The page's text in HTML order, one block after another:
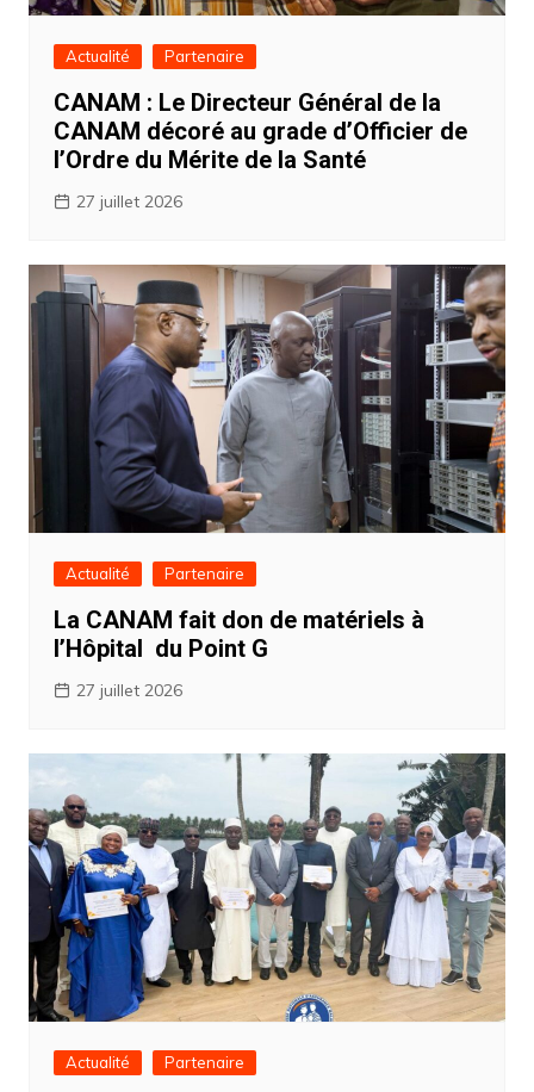
Actualité Partenaire
CANAM : Le Directeur Général de la
CANAM décoré au grade d’Officier de
l’Ordre du Mérite de la Santé
27 juillet 2026
Actualité Partenaire
La CANAM fait don de matériels à
l’Hôpital du Point G
27 juillet 2026
Actualité Partenaire